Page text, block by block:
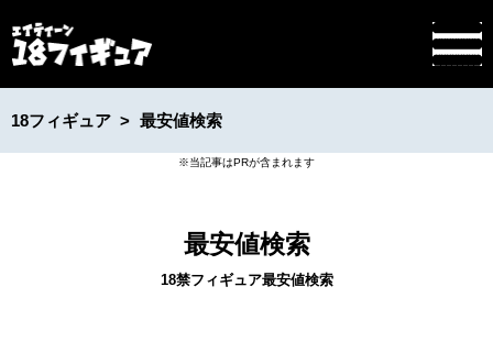
18フィギュア 最安値検索
最安値検索
18禁フィギュア最安値検索